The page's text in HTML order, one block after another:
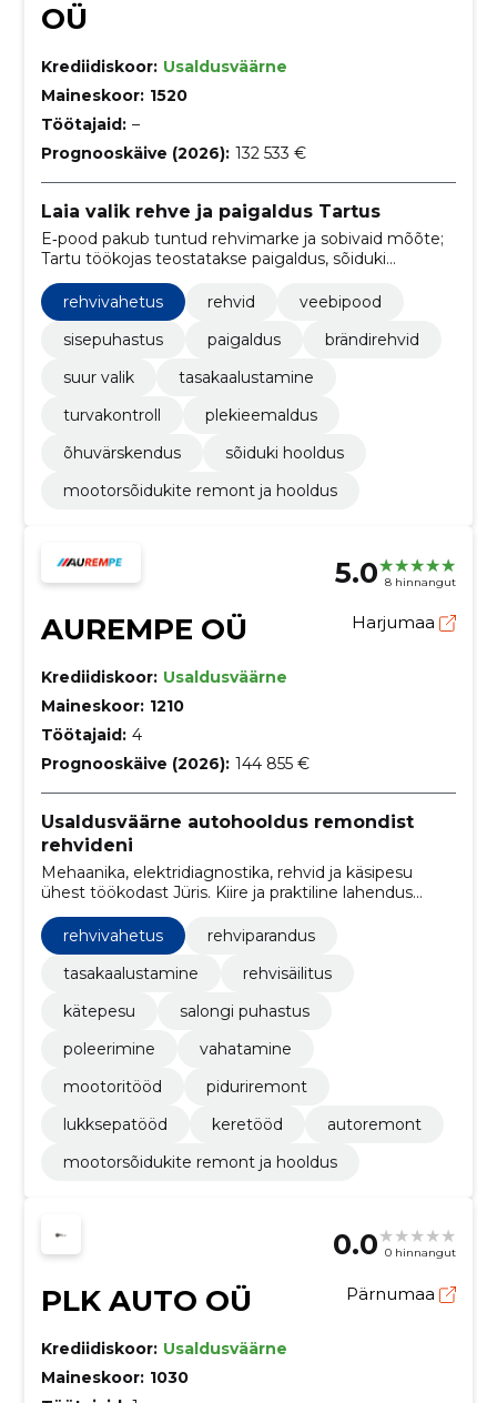
OÜ
Krediidiskoor: Usaldusväärne
Maineskoor: 1520
Töötajaid: –
Prognooskäive (2026): 132 533 €
Laia valik rehve ja paigaldus Tartus
E‑pood pakub tuntud rehvimarke ja sobivaid mõõte;
Tartu töökojas teostatakse paigaldus, sõiduki
ülevaatus ning tasuta transport nelja rehvi ostul.
rehvivahetus
rehvid
veebipood
sisepuhastus
paigaldus
brändirehvid
suur valik
tasakaalustamine
turvakontroll
plekieemaldus
õhuvärskendus
sõiduki hooldus
mootorsõidukite remont ja hooldus
5.0 8 hinnangut
AUREMPE OÜ Harjumaa
Krediidiskoor: Usaldusväärne
Maineskoor: 1210
Töötajaid: 4
Prognooskäive (2026): 144 855 €
Usaldusväärne autohooldus remondist
rehvideni
Mehaanika, elektridiagnostika, rehvid ja käsipesu
ühest töökodast Jüris. Kiire ja praktiline lahendus
igapäevastele auto vajadustele.
rehvivahetus
rehviparandus
tasakaalustamine
rehvisäilitus
kätepesu
salongi puhastus
poleerimine
vahatamine
mootoritööd
piduriremont
lukksepatööd
keretööd
autoremont
mootorsõidukite remont ja hooldus
0.0 0 hinnangut
PLK AUTO OÜ Pärnumaa
Krediidiskoor: Usaldusväärne
Maineskoor: 1030